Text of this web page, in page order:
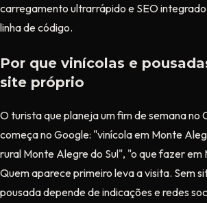
carregamento ultrarrápido e SEO
linha de código.
Por que vinícolas e
site próprio
O turista que planeja um fim de semana no
começa no Google: "vinícola em Monte
rural Monte Alegre do Sul", "o que fazer em
Quem aparece primeiro leva a visita. Sem
pousada depende de indicações e redes